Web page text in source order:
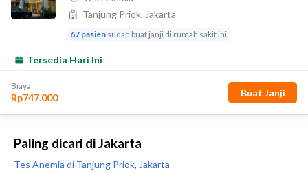
Paling dicari di Jakarta
Tes Anemia di Tanjung Priok, Jakarta